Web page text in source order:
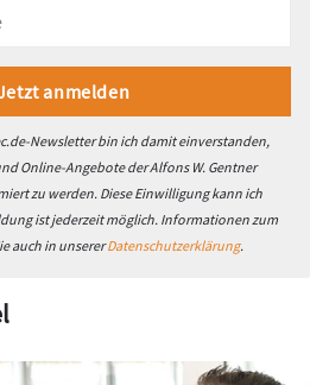
Newsletter bin ich damit einverstanden,
Online-Angebote der Alfons W. Gentner
zu werden. Diese Einwilligung kann ich
ist jederzeit möglich. Informationen zum
auch in unsererDatenschutzerklärung.